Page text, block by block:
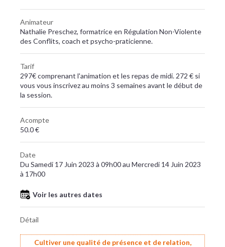
Animateur
Nathalie Preschez, formatrice en Régulation Non-Violente
des Conflits, coach et psycho-praticienne.
Tarif
297€ comprenant l'animation et les repas de midi. 272 € si
vous vous inscrivez au moins 3 semaines avant le début de
la session.
Acompte
50.0 €
Date
Du Samedi 17 Juin 2023 à 09h00 au Mercredi 14 Juin 2023
à 17h00
Voir les autres dates
Détail
Cultiver une qualité de présence et de relation,